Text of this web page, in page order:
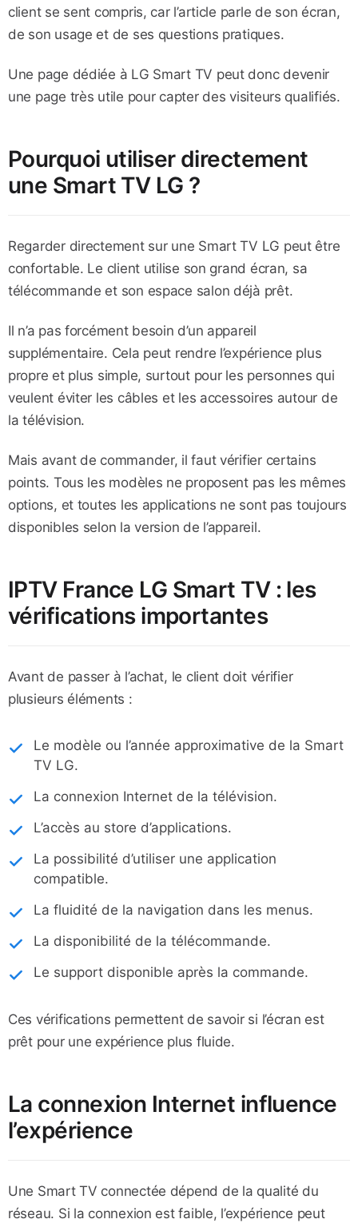
client se sent compris, car l’article parle de son écran,
de son usage et de ses questions pratiques.
Une page dédiée à LG Smart TV peut donc devenir
une page très utile pour capter des visiteurs qualifiés.
Pourquoi utiliser directement
une Smart TV LG ?
Regarder directement sur une Smart TV LG peut être
confortable. Le client utilise son grand écran, sa
télécommande et son espace salon déjà prêt.
Il n’a pas forcément besoin d’un appareil
supplémentaire. Cela peut rendre l’expérience plus
propre et plus simple, surtout pour les personnes qui
veulent éviter les câbles et les accessoires autour de
la télévision.
Mais avant de commander, il faut vérifier certains
points. Tous les modèles ne proposent pas les mêmes
options, et toutes les applications ne sont pas toujours
disponibles selon la version de l’appareil.
IPTV France LG Smart TV : les
vérifications importantes
Avant de passer à l’achat, le client doit vérifier
plusieurs éléments :
Le modèle ou l’année approximative de la Smart
TV LG.
La connexion Internet de la télévision.
L’accès au store d’applications.
La possibilité d’utiliser une application
compatible.
La fluidité de la navigation dans les menus.
La disponibilité de la télécommande.
Le support disponible après la commande.
Ces vérifications permettent de savoir si l’écran est
prêt pour une expérience plus fluide.
La connexion Internet influence
l’expérience
Une Smart TV connectée dépend de la qualité du
réseau. Si la connexion est faible, l’expérience peut